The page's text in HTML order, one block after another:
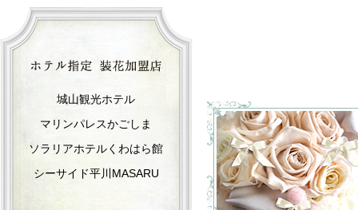
城山観光ホテル
マリンパレスかごしま
ソラリアホテルくわはら館
シーサイド平川MASARU